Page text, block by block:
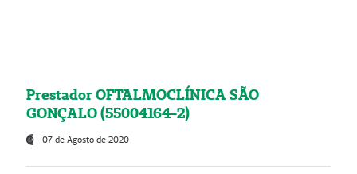
Prestador OFTALMOCLÍNICA SÃO
GONÇALO (55004164-2)
07 de Agosto de 2020